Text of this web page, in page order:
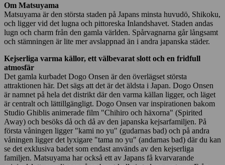
Om Matsuyama
Matsuyama är den största staden på Japans minsta huvudö, Shikoku,
och ligger vid det lugna och pittoreska Inlandshavet. Staden andas
lugn och charm från den gamla världen. Spårvagnarna går långsamt
och stämningen är lite mer avslappnad än i andra japanska städer.
Kejserliga varma källor, ett välbevarat slott och en fridfull
atmosfär
Det gamla kurbadet Dogo Onsen är den överlägset största
attraktionen här. Det sägs att det är det äldsta i Japan. Dogo Onsen
är namnet på hela det distrikt där den varma källan ligger, och läget
är centralt och lättillgängligt. Dogo Onsen var inspirationen bakom
Studio Ghiblis animerade film "Chihiro och häxorna" (Spirited
Away) och besöks då och då av den japanska kejsarfamiljen. På
första våningen ligger "kami no yu" (gudarnas bad) och på andra
våningen ligger det lyxigare "tama no yu" (andarnas bad) där du kan
se det exklusiva badet som endast används av den kejserliga
familjen. Matsuyama har också ett av Japans få kvarvarande